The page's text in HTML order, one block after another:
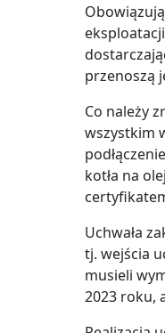
przenoszą
Co należy
wszystkim
kotła na
Uchwała
tj. wejścia
musieli
2023 roku,